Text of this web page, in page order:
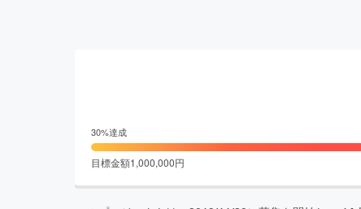
30%達成
目標金額1,000,000円